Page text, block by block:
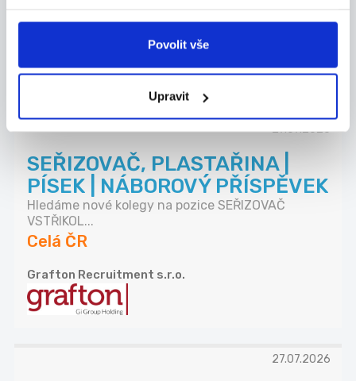
Povolit vše
Upravit
Grafton Recruitment s.r.o.
27.07.2026
SEŘIZOVAČ, PLASTAŘINA |
PÍSEK | NÁBOROVÝ PŘÍSPĚVEK
Hledáme nové kolegy na pozice SEŘIZOVAČ
VSTŘIKOL...
Celá ČR
Grafton Recruitment s.r.o.
27.07.2026